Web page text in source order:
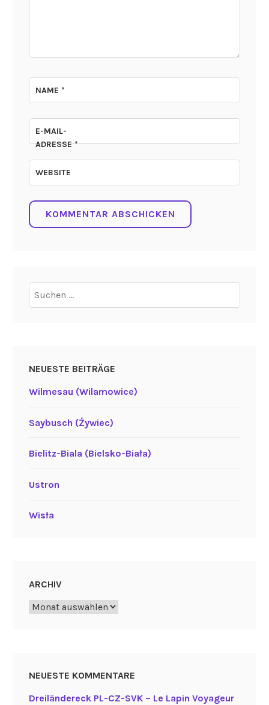
NAME*
E-MAIL-
ADRESSE*
WEBSITE
nach:
NEUESTE BEITRÄGE
Wilmesau (Wilamowice)
Saybusch (Żywiec)
Bielitz-Biala (Bielsko-Biała)
Ustron
Wisła
ARCHIV
Archiv
NEUESTE KOMMENTARE
Dreiländereck PL-CZ-SVK – Le Lapin Voyageur